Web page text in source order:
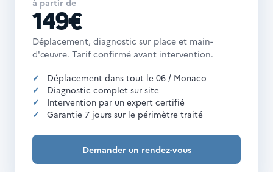
à partir de
149€
Déplacement, diagnostic sur place et main-
d'œuvre. Tarif confirmé avant intervention.
Déplacement dans tout le 06 / Monaco
Diagnostic complet sur site
Intervention par un expert certifié
Garantie 7 jours sur le périmètre traité
Demander un rendez-vous